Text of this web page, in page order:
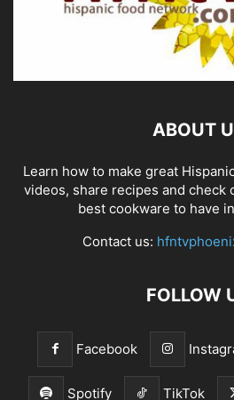
ABOUT
Learn how to make great
videos, share recipes and check
best cookware to have
Contact us:
FOLLOW
Facebook
Spotify TikTok